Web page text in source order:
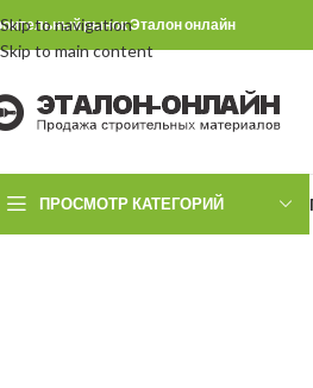
Skip to navigation
Skip to main content
рынок Эталон онлайн
ПРОСМОТР КАТЕГОРИЙ